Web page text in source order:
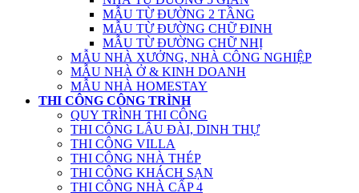
MẪU TỪ ĐƯỜNG 2 TẦNG
MẪU TỪ ĐƯỜNG CHỮ ĐINH
MẪU TỪ ĐƯỜNG CHỮ NHỊ
MẪU NHÀ XƯỞNG, NHÀ CÔNG NGHIỆP
MẪU NHÀ Ở & KINH DOANH
MẪU NHÀ HOMESTAY
THI CÔNG CÔNG TRÌNH
QUY TRÌNH THI CÔNG
THI CÔNG LÂU ĐÀI, DINH THỰ
THI CÔNG VILLA
THI CÔNG NHÀ THÉP
THI CÔNG KHÁCH SẠN
THI CÔNG NHÀ CẤP 4